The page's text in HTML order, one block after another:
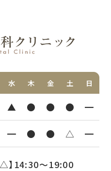
水 木 金 土 日
▲ ● ● ● ━
━ ● ● △ ━
】14:30〜19:00